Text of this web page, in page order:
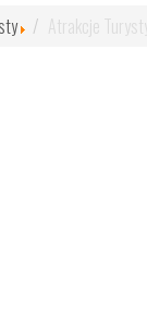
Atrakcje